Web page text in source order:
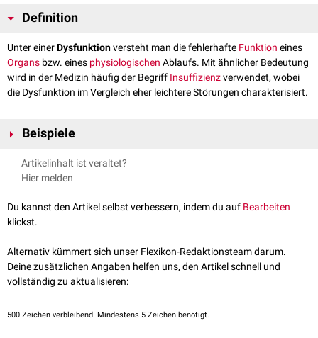
Definition
Unter einerDysfunktionversteht man die fehlerhafte Funktion eines
Organs bzw. eines physiologischen Ablaufs. Mit ähnlicher Bedeutung
wird in der Medizin häufig der Begriff Insuffizienzverwendet, wobei
die Dysfunktion im Vergleich eher leichtere Störungen charakterisiert.
Beispiele
Endotheliale Dysfunktion
Erektile Dysfunktion
SSRI-bedingte sexuelle Dysfunktion
Kraniomandibuläre Dysfunktion
Vocal Cord Dysfunction
(Stimmbandkrampf)
Plazentare Dysfunktion
(Plazentainsuffizienz)
Striatofrontale Dysfunktion
Rechtsventrikuläre Dysfunktion
Artikelinhalt ist veraltet?
Hier melden
Du kannst den Artikel selbst verbessern, indem du auf Bearbeiten
klickst.
Alternativ kümmert sich unser Flexikon-Redaktionsteam darum.
Deine zusätzlichen Angaben helfen uns, den Artikel schnell und
vollständig zu aktualisieren:
500 Zeichen verbleibend. Mindestens 5 Zeichen benötigt.